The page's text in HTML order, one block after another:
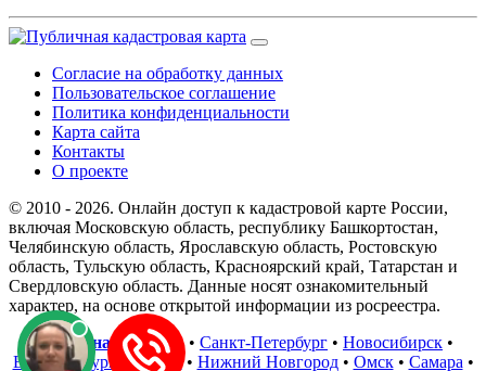
Согласие на обработку данных
Пользовательское соглашение
Политика конфиденциальности
Карта сайта
Контакты
О проекте
© 2010 - 2026. Онлайн доступ к кадастровой карте России,
включая Московскую область, республику Башкортостан,
Челябинскую область, Ярославскую область, Ростовскую
область, Тульскую область, Красноярский край, Татарстан и
Свердловскую область. Данные носят ознакомительный
характер, на основе открытой информации из росреестра.
В регионах :Москва• Санкт-Петербург • Новосибирск •
Екатеринбург
•Казань • Нижний Новгород• Омск• Самара •